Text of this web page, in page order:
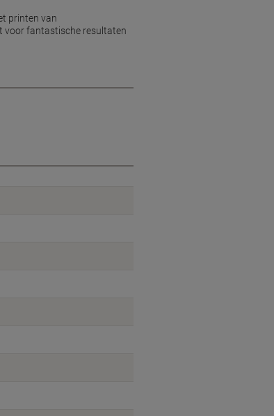
printen van
voor fantastische resultaten